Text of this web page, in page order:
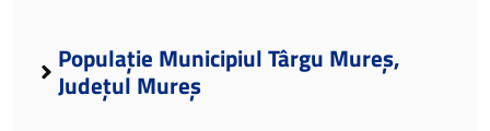
Populație Municipiul Târgu Mureș,
Județul Mureș